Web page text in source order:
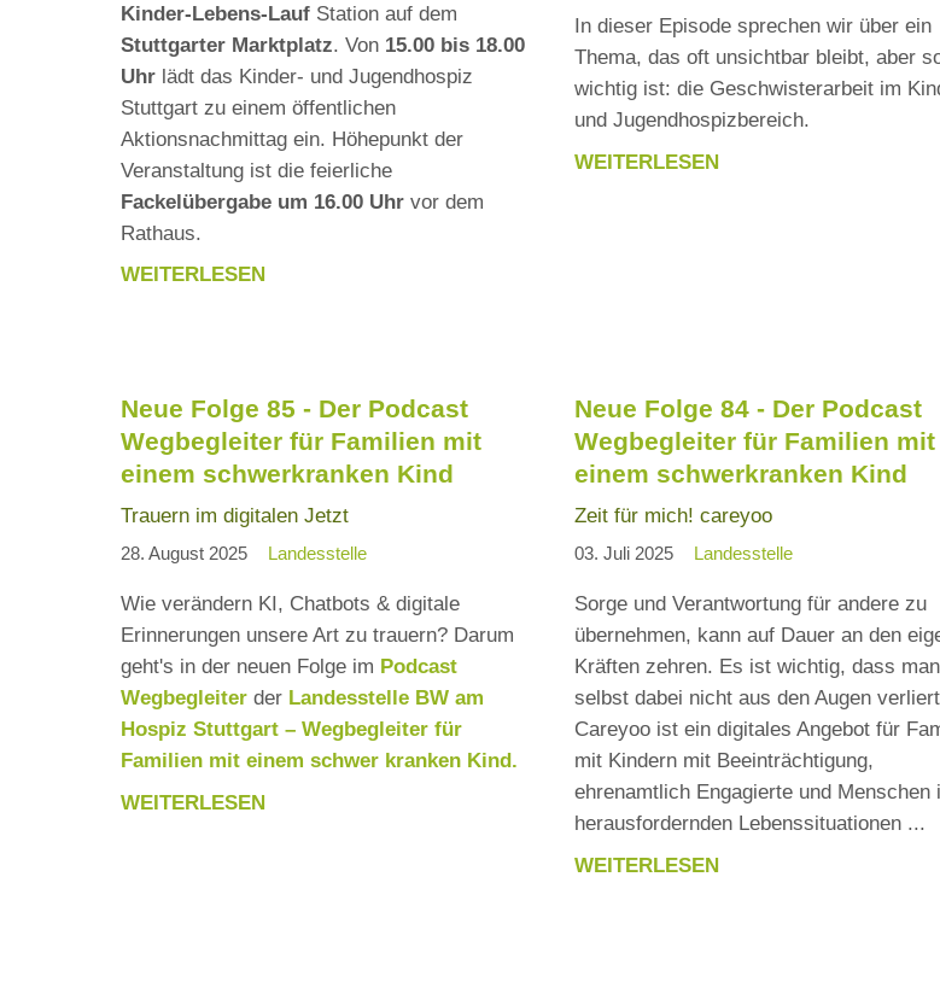
Kinder-Lebens-Lauf Station auf dem
Stuttgarter Marktplatz. Von 15.00 bis 18.00
Uhr lädt das Kinder- und Jugendhospiz
Stuttgart zu einem öffentlichen
Aktionsnachmittag ein. Höhepunkt der
Veranstaltung ist die feierliche
Fackelübergabe um 16.00 Uhr vor dem
Rathaus.
WEITERLESEN
KINDER-
MACHT
STATION
IN
STUTTGART
In dieser Episode sprechen wir über ein
Thema, das oft unsichtbar bleibt, aber
wichtig ist: die Geschwisterarbeit im
und Jugendhospizbereich.
WEITERLESEN
NEUE
FÜR
FAMILIEN
MIT
EINEM
SCHWERKRANKEN
KIND
Neue Folge 85 - Der Podcast
Wegbegleiter für Familien mit
einem schwerkranken Kind
Trauern im digitalen Jetzt
28. August 2025 Landesstelle
Wie verändern KI, Chatbots & digitale
Erinnerungen unsere Art zu trauern? Darum
geht's in der neuen Folge im Podcast
Wegbegleiter der Landesstelle BW am
Hospiz Stuttgart – Wegbegleiter für
Familien mit einem schwer kranken Kind.
WEITERLESEN
NEUE
Neue Folge 84 - Der Podcast
Wegbegleiter für Familien mit
einem schwerkranken Kind
Zeit für mich! careyoo
03. Juli 2025 Landesstelle
Sorge und Verantwortung für andere zu
übernehmen, kann auf Dauer an den
Kräften zehren. Es ist wichtig, dass
selbst dabei nicht aus den Augen
Careyoo ist ein digitales Angebot für
mit Kindern mit Beeinträchtigung,
ehrenamtlich Engagierte und Menschen
herausfordernden Lebenssituationen ...
WEITERLESEN
NEUE